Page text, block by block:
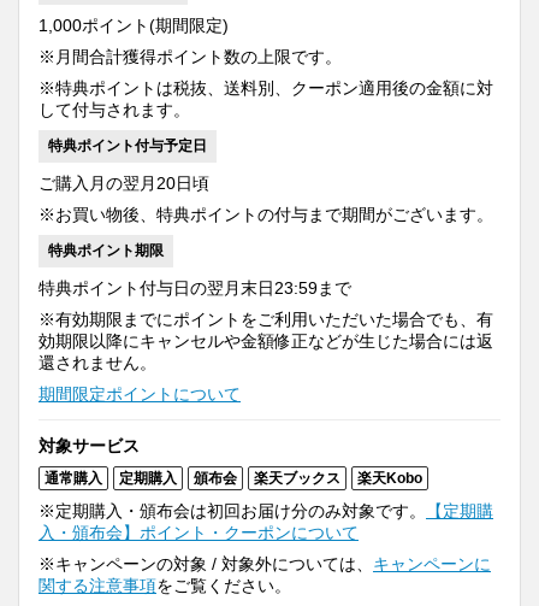
1,000ポイント(期間限定)
※月間合計獲得ポイント数の上限です。
※特典ポイントは税抜、送料別、クーポン適用後の金額に対
して付与されます。
特典ポイント付与予定日
ご購入月の翌月20日頃
※お買い物後、特典ポイントの付与まで期間がございます。
特典ポイント期限
特典ポイント付与日の翌月末日23:59まで
※有効期限までにポイントをご利用いただいた場合でも、有
効期限以降にキャンセルや金額修正などが生じた場合には返
還されません。
期間限定ポイントについて
対象サービス
通常購入 定期購入 頒布会 楽天ブックス 楽天Kobo
※定期購入・頒布会は初回お届け分のみ対象です。
【定期購
入・頒布会】ポイント・クーポンについて
※キャンペーンの対象 / 対象外については、 キャンペーンに
関する注意事項をご覧ください。